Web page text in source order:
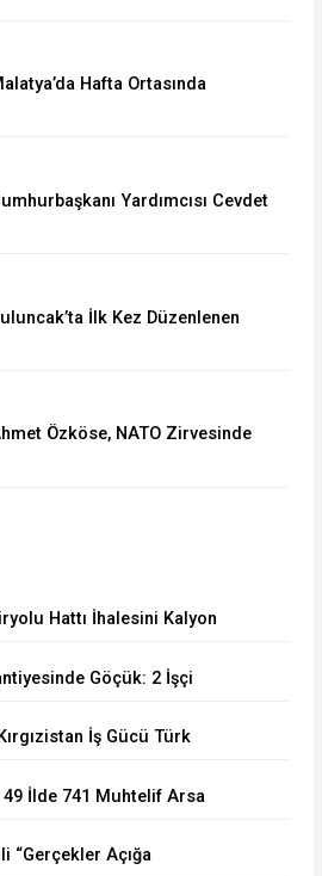
Hafta Ortasında
Yardımcısı Cevdet
İlk Kez Düzenlenen
Özköse, NATO Zirvesinde
Hattı İhalesini Kalyon
Göçük: 2 İşçi
İş Gücü Türk
49 İlde 741 Muhtelif Arsa
“Gerçekler Açığa